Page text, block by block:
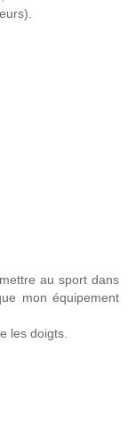
au sport dans
mon équipement
les doigts.